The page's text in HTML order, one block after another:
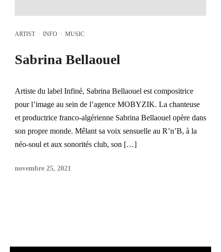
ARTIST· INFO · MUSIC
Sabrina Bellaouel
Artiste du label Infiné, Sabrina Bellaouel est compositrice
pour l’image au sein de l’agence MOBYZIK. La chanteuse
et productrice franco-algérienne Sabrina Bellaouel opère dans
son propre monde. Mêlant sa voix sensuelle au R’n’B, à la
néo-soul et aux sonorités club, son […]
novembre 25, 2021